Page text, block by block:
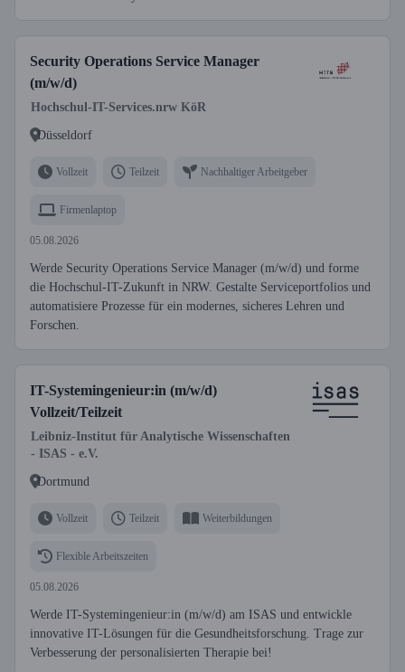
Security Operations Service Manager
(m/w/d)
Hochschul-IT-Services.nrw KöR
Düsseldorf
Vollzeit Teilzeit Nachhaltiger Arbeitgeber
Firmenlaptop
05.08.2026
Werde Security Operations Service Manager (m/w/d) und forme
die Hochschul-IT-Zukunft in NRW. Gestalte Serviceportfolios und
automatisiere Prozesse für ein modernes, sicheres Lehren und
Forschen.
IT-Systemingenieur:in (m/w/d)
Vollzeit/Teilzeit
Leibniz-Institut für Analytische Wissenschaften
- ISAS - e.V.
Dortmund
Vollzeit Teilzeit Weiterbildungen
Flexible Arbeitszeiten
05.08.2026
Werde IT-Systemingenieur:in (m/w/d) am ISAS und entwickle
innovative IT-Lösungen für die Gesundheitsforschung. Trage zur
Verbesserung der personalisierten Therapie bei!